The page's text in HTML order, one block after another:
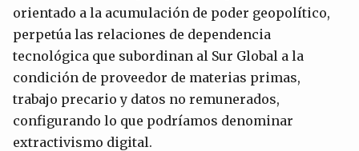
orientado a la acumulación de poder geopolítico,
perpetúa las relaciones de dependencia
tecnológica que subordinan al Sur Global a la
condición de proveedor de materias primas,
trabajo precario y datos no remunerados,
configurando lo que podríamos denominar
extractivismo digital.